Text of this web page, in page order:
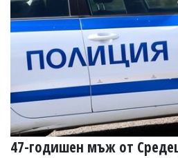
47-годишен мъж от